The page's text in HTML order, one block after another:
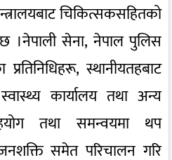
चिकित्सकसहितको
।नेपाली सेना, नेपाल पुलिस
स्थानीयतहबाट
कार्यालय तथा अन्य
तथा समन्वयमा थप
समेत परिचालन गरि